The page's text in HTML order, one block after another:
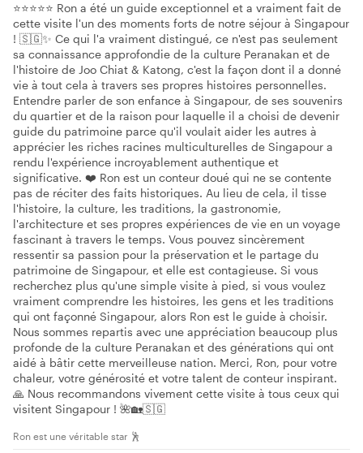
⭐⭐⭐⭐⭐ Ron a été un guide exceptionnel et a vraiment fait de
cette visite l'un des moments forts de notre séjour à Singapour
! 🇸🇬✨ Ce qui l'a vraiment distingué, ce n'est pas seulement
sa connaissance approfondie de la culture Peranakan et de
l'histoire de Joo Chiat & Katong, c'est la façon dont il a donné
vie à tout cela à travers ses propres histoires personnelles.
Entendre parler de son enfance à Singapour, de ses souvenirs
du quartier et de la raison pour laquelle il a choisi de devenir
guide du patrimoine parce qu'il voulait aider les autres à
apprécier les riches racines multiculturelles de Singapour a
rendu l'expérience incroyablement authentique et
significative. ❤️ Ron est un conteur doué qui ne se contente
pas de réciter des faits historiques. Au lieu de cela, il tisse
l'histoire, la culture, les traditions, la gastronomie,
l'architecture et ses propres expériences de vie en un voyage
fascinant à travers le temps. Vous pouvez sincèrement
ressentir sa passion pour la préservation et le partage du
patrimoine de Singapour, et elle est contagieuse. Si vous
recherchez plus qu'une simple visite à pied, si vous voulez
vraiment comprendre les histoires, les gens et les traditions
qui ont façonné Singapour, alors Ron est le guide à choisir.
Nous sommes repartis avec une appréciation beaucoup plus
profonde de la culture Peranakan et des générations qui ont
aidé à bâtir cette merveilleuse nation. Merci, Ron, pour votre
chaleur, votre générosité et votre talent de conteur inspirant.
🙏 Nous recommandons vivement cette visite à tous ceux qui
visitent Singapour ! 🌺🏡🇸🇬
Ron est une véritable star 🕺